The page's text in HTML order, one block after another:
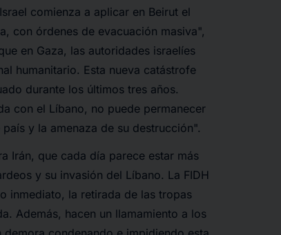
comienza a aplicar en Beirut el
con órdenes de evacuación masiva",
en Gaza, las autoridades israelíes
humanitario. Esta nueva catástrofe
durante los últimos tres años.
con el Líbano, no puede permanecer
y la amenaza de su destrucción".
Irán, que cada día parece estar más
y su invasión del Líbano. La FIDH
inmediato, la retirada de las tropas
Además, hacen un llamamiento a los